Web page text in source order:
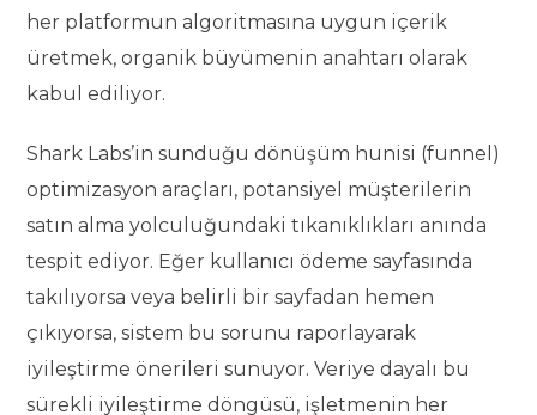
her platformun algoritmasına uygun içerik
üretmek, organik büyümenin anahtarı olarak
kabul ediliyor.
Shark Labs’in sunduğu dönüşüm hunisi (funnel)
optimizasyon araçları, potansiyel müşterilerin
satın alma yolculuğundaki tıkanıklıkları anında
tespit ediyor. Eğer kullanıcı ödeme sayfasında
takılıyorsa veya belirli bir sayfadan hemen
çıkıyorsa, sistem bu sorunu raporlayarak
iyileştirme önerileri sunuyor. Veriye dayalı bu
sürekli iyileştirme döngüsü, işletmenin her